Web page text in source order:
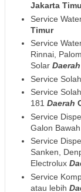
Jakarta
Service
Timur
Service
Rinnai,
Solar Daerah
Service
Service
181 Daerah
Service
Galon Bawah
Service
Sanken,
Electrolux
Service
atau lebih